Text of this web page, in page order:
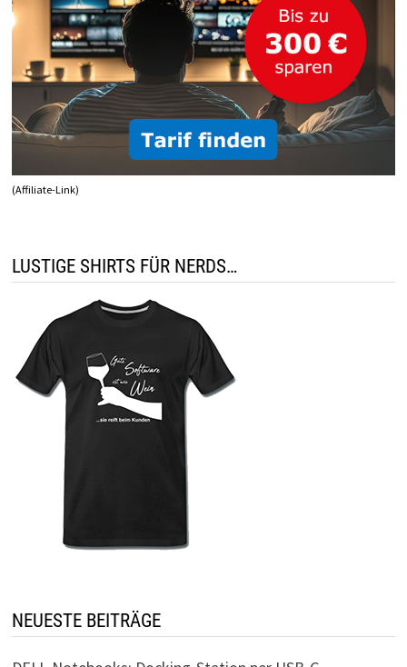
(Affiliate-Link)
LUSTIGE SHIRTS FÜR NERDS…
NEUESTE BEITRÄGE